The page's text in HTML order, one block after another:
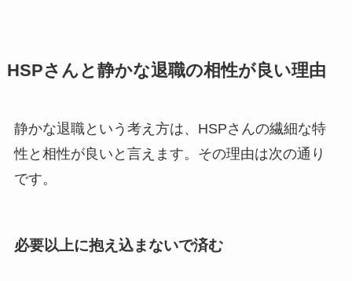
HSPさんと静かな退職の相性が良い理由
静かな退職という考え方は、HSPさんの繊細な特
性と相性が良いと言えます。その理由は次の通り
です。
必要以上に抱え込まないで済む